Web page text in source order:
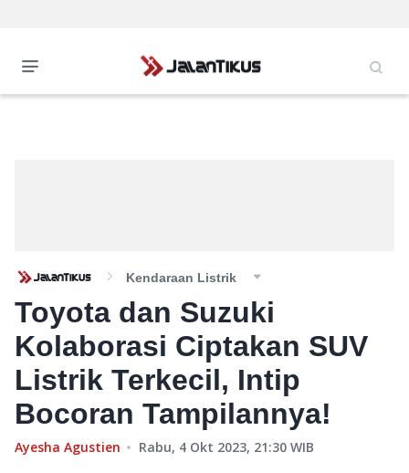
Kendaraan Listrik
Toyota dan Suzuki
Kolaborasi Ciptakan SUV
Listrik Terkecil, Intip
Bocoran Tampilannya!
Ayesha Agustien Rabu, 4 Okt 2023, 21:30 WIB